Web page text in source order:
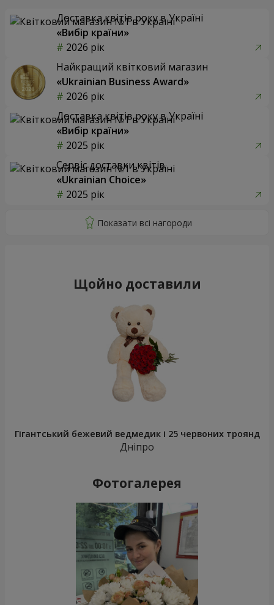
Доставка квітів року в Україні
«Вибір країни»
2026 рік
Найкращий квітковий магазин
«Ukrainian Business Award»
2026 рік
Доставка квітів року в Україні
«Вибір країни»
2025 рік
Сервіс доставки квітів
«Ukrainian Choice»
2025 рік
Щойно доставили
Гігантський бежевий ведмедик і 25 червоних троянд
Дніпро
Фотогалерея